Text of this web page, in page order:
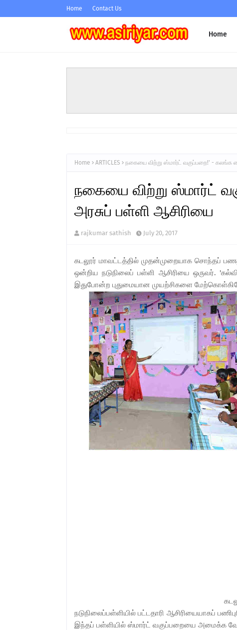
Home Contact Us
Home
Home ARTICLES நகையை விற்று ஸ்மார்ட் வகுப்பறை!' - கலங்க
நகையை விற்று ஸ்மார்ட்
அரசுப் பள்ளி ஆசிரியை
rajkumar sathish July 20, 2017
கடலூர் மாவட்டத்தில் முதன்முறையாக சொந்தப்
ஒன்றிய நடுநிலைப் பள்ளி ஆசிரியை ஒருவர்.
இதுபோன்ற புதுமையான முயற்சிகளை
நடுநிலைப்பள்ளியில் பட்டதாரி ஆசிரியையாகப்
இந்தப் பள்ளியில் ஸ்மார்ட் வகுப்பறையை அமைக்க